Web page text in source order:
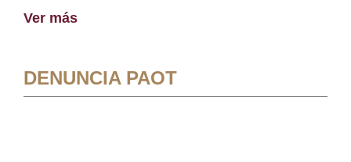
Ver más
DENUNCIA PAOT